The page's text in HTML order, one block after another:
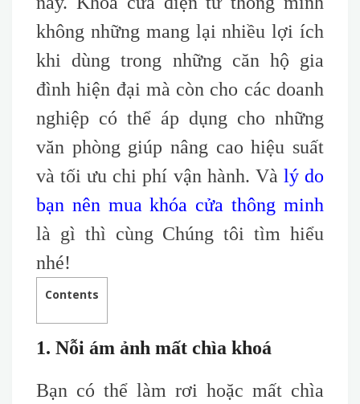
không những mang lại nhiều lợi ích
khi dùng trong những căn hộ gia
đình hiện đại mà còn cho các doanh
nghiệp có thể áp dụng cho những
văn phòng giúp nâng cao hiệu suất
và tối ưu chi phí vận hành. Và lý do
bạn nên mua khóa cửa thông minh
là gì thì cùng Chúng tôi tìm hiểu
nhé!
Contents
1. Nỗi ám ảnh mất chìa khoá
Bạn có thể làm rơi hoặc mất chìa